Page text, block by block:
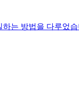
는 방법을 다루